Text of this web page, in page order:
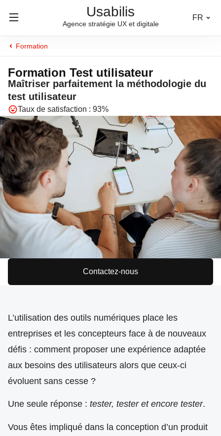
Usabilis
Agence stratégie UX et digitale
FR
Formation
Formation Test utilisateur
Maîtriser parfaitement la méthodologie du
test utilisateur
Taux de satisfaction : 93%
Contactez-nous
L’utilisation des outils numériques place les
entreprises et les concepteurs face à de nouveaux
défis : comment proposer une expérience adaptée
aux besoins des utilisateurs alors que ceux-ci
évoluent sans cesse ?
Une seule réponse : tester, tester et encore tester.
Vous êtes impliqué dans la conception d’un produit